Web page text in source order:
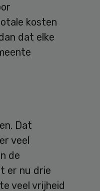
kosten
dat elke
Dat
veel
de
er nu drie
veel vrijheid